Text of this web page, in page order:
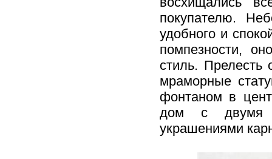
покупателю.
удобного и
помпезности,
стиль.
мраморные
фонтаном в
дом с двумя
украшениями